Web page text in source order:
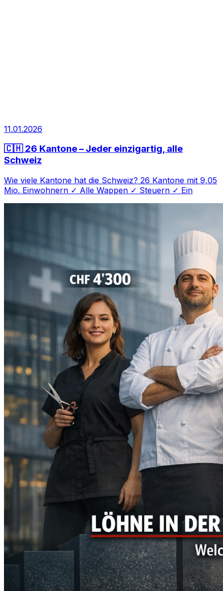
11.01.2026
🇨🇭 26 Kantone – Jeder einzigartig, alle
Schweiz
Wie viele Kantone hat die Schweiz? 26 Kantone mit 9,05
Mio. Einwohnern ✓ Alle Wappen ✓ Steuern ✓ Ein